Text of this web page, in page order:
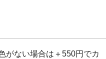
がない場合は＋550円でカ